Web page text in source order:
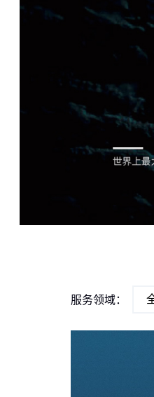
服务领域：